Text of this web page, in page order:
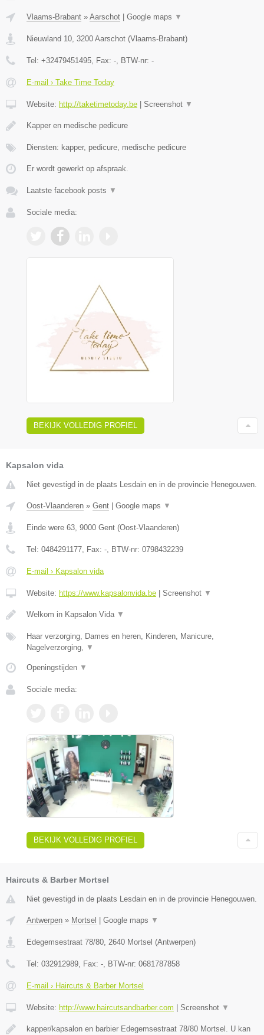
Vlaams-Brabant » Aarschot Google maps ▼
Nieuwland 10, 3200 Aarschot (Vlaams-Brabant)
Tel: +32479451495, Fax: -, BTW-nr: -
E-mail › Take Time Today
Website: http://taketimetoday.be Screenshot ▼
Kapper en medische pedicure
Diensten: kapper, pedicure, medische pedicure
Er wordt gewerkt op afspraak.
Laatste facebook posts ▼
Sociale media:
BEKIJK VOLLEDIG PROFIEL
Kapsalon vida
Niet gevestigd in de plaats Lesdain en in de provincie Henegouwen.
Oost-Vlaanderen » Gent Google maps ▼
Einde were 63, 9000 Gent (Oost-Vlaanderen)
Tel: 0484291177, Fax: -, BTW-nr: 0798432239
E-mail › Kapsalon vida
Website: https://www.kapsalonvida.be Screenshot ▼
Welkom in Kapsalon Vida ▼
Haar verzorging, Dames en heren, Kinderen, Manicure,
Nagelverzorging, ▼
Openingstijden ▼
Sociale media:
BEKIJK VOLLEDIG PROFIEL
Haircuts & Barber Mortsel
Niet gevestigd in de plaats Lesdain en in de provincie Henegouwen.
Antwerpen » Mortsel Google maps ▼
Edegemsestraat 78/80, 2640 Mortsel (Antwerpen)
Tel: 032912989, Fax: -, BTW-nr: 0681787858
E-mail › Haircuts & Barber Mortsel
Website: http://www.haircutsandbarber.com Screenshot ▼
kapper/kapsalon en barbier Edegemsestraat 78/80 Mortsel. U kan